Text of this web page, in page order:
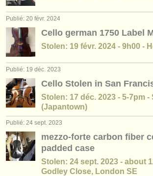
Publié: 20 févr. 2024
Cello german 1750 Label
Stolen: 19 févr. 2024 - 9h00 -
Publié: 19 déc. 2023
Cello Stolen in San
Stolen: 17 déc. 2023 - 5-7pm
(Japantown)
Publié: 24 sept. 2023
mezzo-forte carbon fiber
padded case
Stolen: 24 sept. 2023 - about
Godley Close, London SE